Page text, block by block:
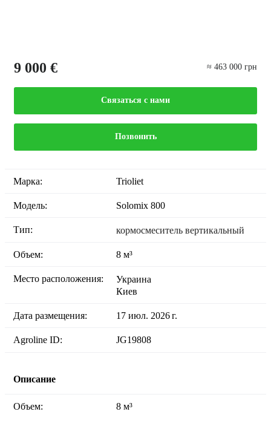
9 000 € ≈ 463 000 грн
Связаться с нами
Позвонить
Марка: Trioliet
Модель: Solomix 800
Тип: кормосмеситель вертикальный
Объем: 8 м³
Место расположения:
Украина
Киев
Дата размещения: 17 июл. 2026 г.
Agroline ID: JG19808
Описание
Объем: 8 м³